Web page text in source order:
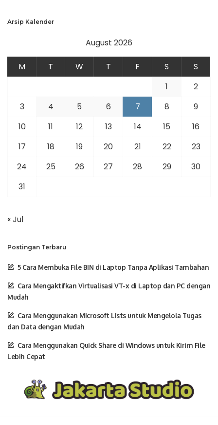
Arsip Kalender
August 2026
M T W T F S
S
1
2
3
4 5 6 7 8
9
10
11 12 13 14 15
16
17
18 19 20 21 22
23
24
25 26 27 28 29
30
31
« Jul
Postingan Terbaru
5 Cara Membuka File BIN di Laptop Tanpa Aplikasi Tambahan
Cara Mengaktifkan Virtualisasi VT-x di Laptop dan PC dengan
Mudah
Cara Menggunakan Microsoft Lists untuk Mengelola Tugas
dan Data dengan Mudah
Cara Menggunakan Quick Share di Windows untuk Kirim File
Lebih Cepat